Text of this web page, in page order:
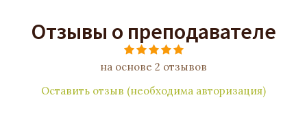
Отзывы о преподавателе
на основе 2 отзывов
Оставить отзыв (необходима авторизация)